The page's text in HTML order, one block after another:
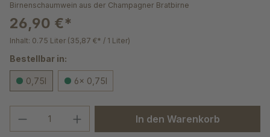
Birnenschaumwein aus der Champagner Bratbirne
26,90 €*
Inhalt: 0.75 Liter (35,87 €* / 1 Liter)
Bestellbar in:
0,75l 6x 0,75l
Produkt Anzahl: Gib den gewünschten
In den Warenkorb